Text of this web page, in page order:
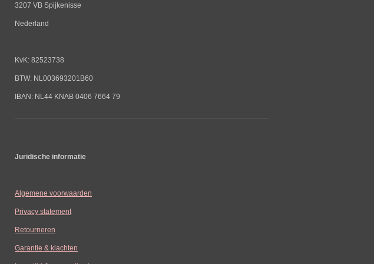
3207 VB Spijkenisse
Nederland
KvK: 82523738
BTW: NL003693201B60
IBAN: NL44 KNAB 0406 7664 79
Juridische informatie
Algemene voorwaarden
Privacy statement
Retourneren
Garantie & klachten